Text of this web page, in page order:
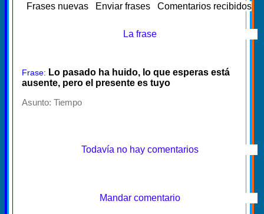
Frases nuevas Enviar frases Comentarios recibidos
La frase
Frase: Lo pasado ha huido, lo que esperas está
ausente, pero el presente es tuyo
Asunto: Tiempo
Todavía no hay comentarios
Mandar comentario